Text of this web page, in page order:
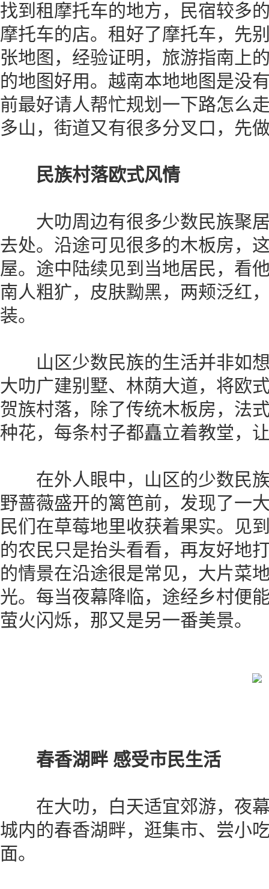
找到租摩托车的地方，民宿较多
摩托车的店。租好了摩托车，先
张地图，经验证明，旅游指南上
的地图好用。越南本地地图是没
前最好请人帮忙规划一下路怎么
多山，街道又有很多分叉口，先
民族村落欧式风情
大叻周边有很多少数民族聚居
去处。沿途可见很多的木板房，
屋。途中陆续见到当地居民，看
南人粗犷，皮肤黝黑，两颊泛红
装。
山区少数民族的生活并非如想
大叻广建别墅、林荫大道，将欧
贺族村落，除了传统木板房，法
种花，每条村子都矗立着教堂，
在外人眼中，山区的少数民族
野蔷薇盛开的篱笆前，发现了一
民们在草莓地里收获着果实。见
的农民只是抬头看看，再友好地
的情景在沿途很是常见，大片菜
光。每当夜幕降临，途经乡村便
萤火闪烁，那又是另一番美景。
春香湖畔 感受市民生活
在大叻，白天适宜郊游，夜幕
城内的春香湖畔，逛集市、尝小
面。